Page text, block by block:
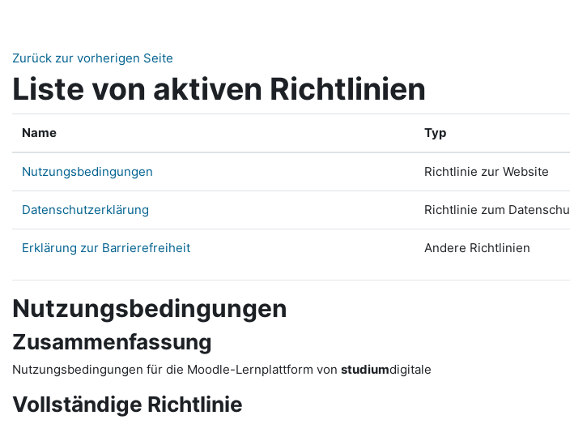
Zurück zur vorherigen Seite
Liste von aktiven Richtlinien
Name Typ
Nutzungsbedingungen Richtlinie zur Website
Datenschutzerklärung Richtlinie zum
Erklärung zur Barrierefreiheit Andere Richtlinien
Nutzungsbedingungen
Zusammenfassung
Nutzungsbedingungen für die Moodle-Lernplattform von studiumdigitale
Vollständige Richtlinie